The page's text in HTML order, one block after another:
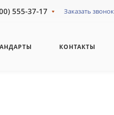
555-37-17 Заказать звонок
КОНТАКТЫ